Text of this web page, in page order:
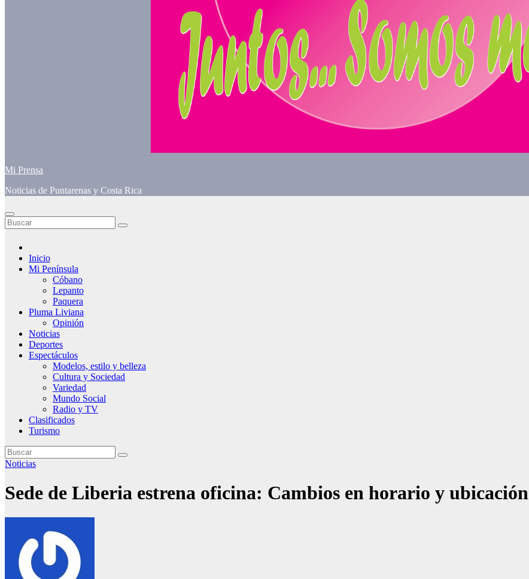
Mi Prensa
Noticias de Puntarenas y Costa Rica
Inicio
Mi Península
Cóbano
Lepanto
Paquera
Pluma Liviana
Opinión
Noticias
Deportes
Espectáculos
Modelos, estilo y belleza
Cultura y Sociedad
Variedad
Mundo Social
Radio y TV
Clasificados
Turismo
Noticias
Sede de Liberia estrena oficina: Cambios en horario y ubicación